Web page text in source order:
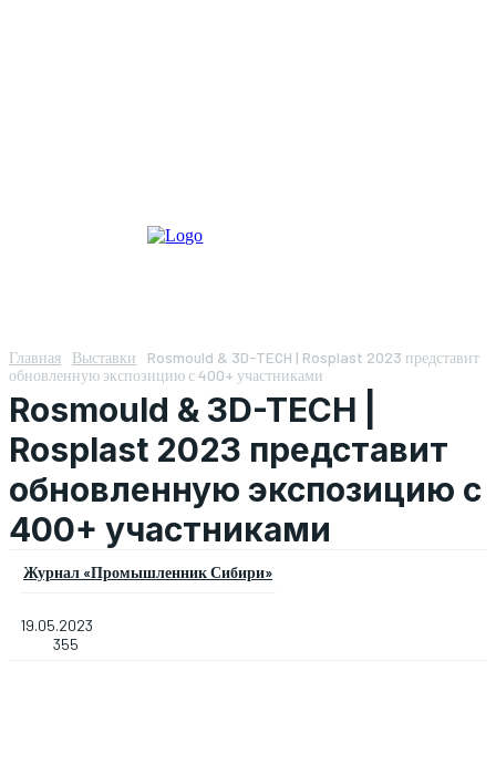
Главная Выставки
Rosmould & 3D-TECH | Rosplast 2023 представит
обновленную экспозицию с 400+ участниками
Rosmould & 3D-TECH |
Rosplast 2023 представит
обновленную экспозицию с
400+ участниками
Журнал «Промышленник Сибири»
19.05.2023
355